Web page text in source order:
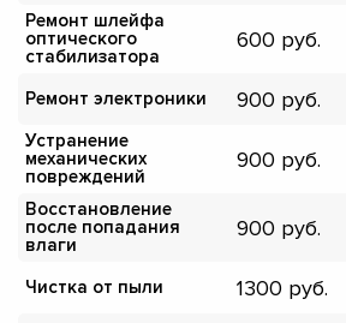
Ремонт шлейфа
оптического
стабилизатора
600
Ремонт электроники 900
Устранение
механических
повреждений
900
Восстановление
после попадания
влаги
900
Чистка от пыли 1300